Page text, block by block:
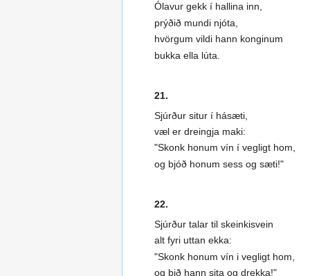
Ólavur gekk í hallina inn,
prýðið mundi njóta,
hvörgum vildi hann konginum
bukka ella lúta.
21.
Sjúrður situr í hásæti,
væl er dreingja maki:
"Skonk honum vín í vegligt hom,
og bjóð honum sess og sæti!"
22.
Sjúrður talar til skeinkisvein
alt fyri uttan ekka:
"Skonk honum vín i vegligt hom,
og bið hann sita og drekka!"